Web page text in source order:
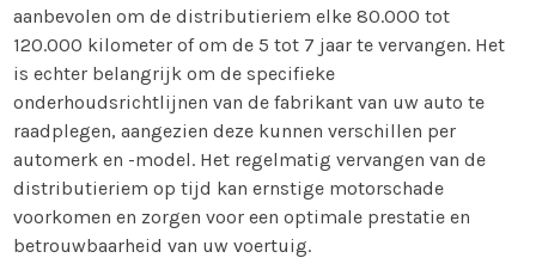
aanbevolen om de distributieriem elke 80.000 tot
120.000 kilometer of om de 5 tot 7 jaar te vervangen. Het
is echter belangrijk om de specifieke
onderhoudsrichtlijnen van de fabrikant van uw auto te
raadplegen, aangezien deze kunnen verschillen per
automerk en -model. Het regelmatig vervangen van de
distributieriem op tijd kan ernstige motorschade
voorkomen en zorgen voor een optimale prestatie en
betrouwbaarheid van uw voertuig.